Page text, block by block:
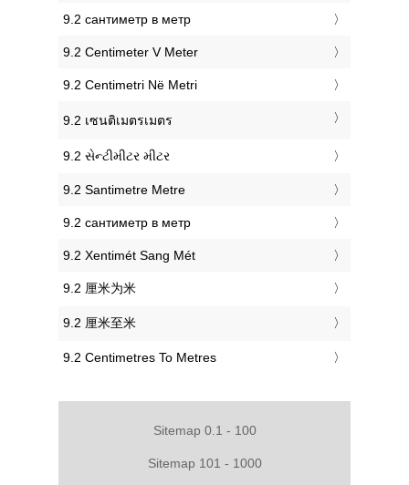
‎9.2 сантиметр в метр
‎9.2 Centimeter V Meter
‎9.2 Centimetri Në Metri
‎9.2 เซนติเมตรเมตร
‎9.2 સેન્ટીમીટર મીટર
‎9.2 Santimetre Metre
‎9.2 сантиметр в метр
‎9.2 Xentimét Sang Mét
‎9.2 厘米为米
‎9.2 厘米至米
‎9.2 Centimetres To Metres
Sitemap 0.1 - 100
Sitemap 101 - 1000